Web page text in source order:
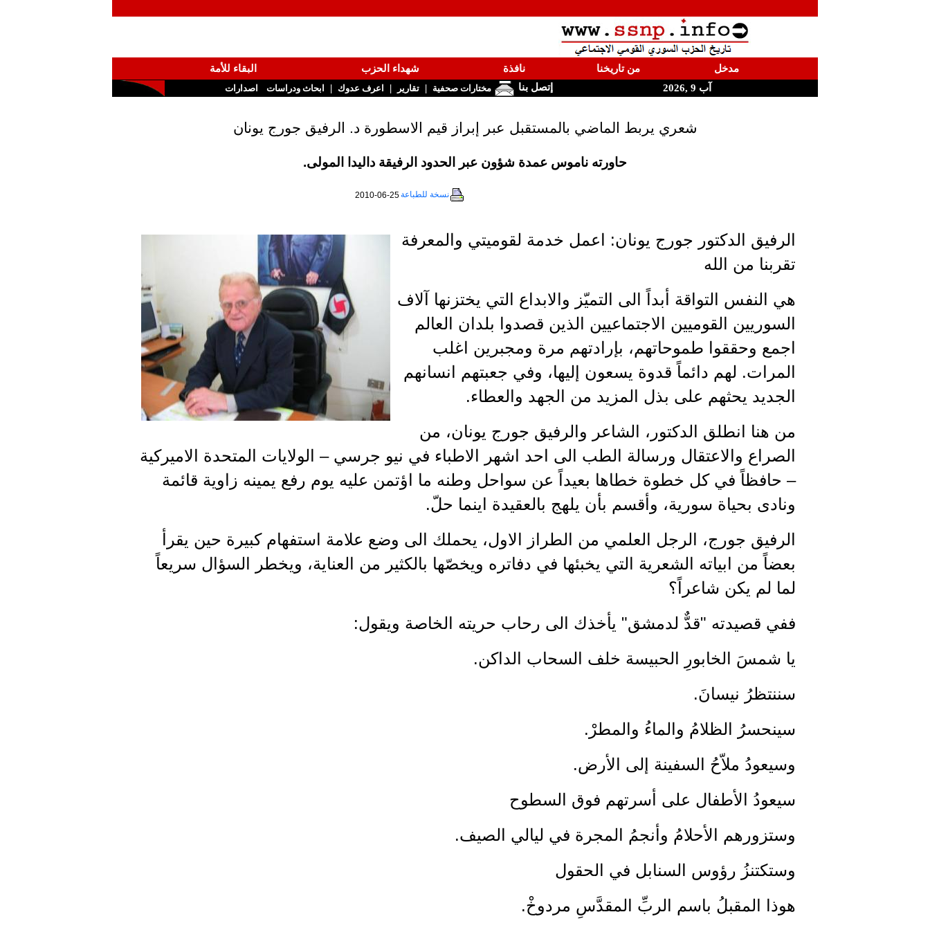
مدخل من تاريخنا نافذة شهداء الحزب
البقاء للأمة
آب 9 ,2026
إتصل بنا مختارات صحفية | تقارير | اعرف عدوك | ابحاث ودراسات اصدارات
شعري يربط الماضي بالمستقبل عبر إبراز قيم الاسطورة د. الرفيق جورج يونان
حاورته ناموس عمدة شؤون عبر الحدود الرفيقة داليدا المولى.
نسخة للطباعة2010-06-25
الرفيق الدكتور جورج يونان: اعمل خدمة لقوميتي والمعرفة
تقربنا من الله
هي النفس التواقة أبداً الى التميّز والابداع التي يختزنها آلاف
السوريين القوميين الاجتماعيين الذين قصدوا بلدان العالم
اجمع وحققوا طموحاتهم، بإرادتهم مرة ومجبرين اغلب
المرات. لهم دائماً قدوة يسعون إليها، وفي جعبتهم انسانهم
الجديد يحثهم على بذل المزيد من الجهد والعطاء.
من هنا انطلق الدكتور، الشاعر والرفيق جورج يونان، من
الصراع والاعتقال ورسالة الطب الى احد اشهر الاطباء في نيو جرسي – الولايات المتحدة الاميركية
– حافظاً في كل خطوة خطاها بعيداً عن سواحل وطنه ما اؤتمن عليه يوم رفع يمينه زاوية قائمة
ونادى بحياة سورية، وأقسم بأن يلهج بالعقيدة اينما حلّ.
الرفيق جورج، الرجل العلمي من الطراز الاول، يحملك الى وضع علامة استفهام كبيرة حين يقرأ
بعضاً من ابياته الشعرية التي يخبئها في دفاتره ويخصّها بالكثير من العناية، ويخطر السؤال سريعاً
لما لم يكن شاعراً؟
ففي قصيدته "قدٌّ لدمشق" يأخذك الى رحاب حريته الخاصة ويقول:
يا شمسَ الخابورِ الحبيسة خلف السحاب الداكن.
سننتظرُ نيسانَ.
سينحسرُ الظلامُ والماءُ والمطرْ.
وسيعودُ ملاّحُ السفينة إلى الأرض.
سيعودُ الأطفال على أسرتهم فوق السطوح
وستزورهم الأحلامُ وأنجمُ المجرة في ليالي الصيف.
وستكتنزُ رؤوس السنابل في الحقول
هوذا المقبلُ باسم الربِّ المقدَّسِ مردوخْ.